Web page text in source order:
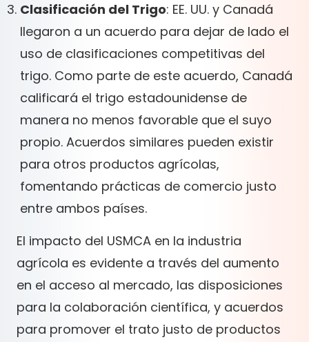
Clasificación del Trigo: EE. UU. y Canadá
llegaron a un acuerdo para dejar de lado el
uso de clasificaciones competitivas del
trigo. Como parte de este acuerdo, Canadá
calificará el trigo estadounidense de
manera no menos favorable que el suyo
propio. Acuerdos similares pueden existir
para otros productos agrícolas,
fomentando prácticas de comercio justo
entre ambos países.
El impacto del USMCA en la industria
agrícola es evidente a través del aumento
en el acceso al mercado, las disposiciones
para la colaboración científica, y acuerdos
para promover el trato justo de productos